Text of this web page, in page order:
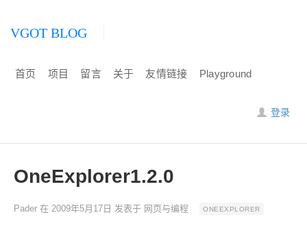
VGOT BLOG
首页 项目 留言 关于 友情链接 Playground
登录
OneExplorer1.2.0
Pader 在 2009年5月17日 发表于 网页与编程 ONEEXPLORER